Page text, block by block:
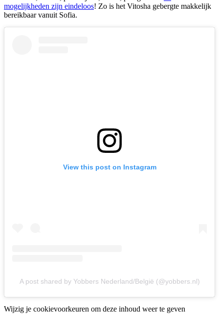
mogelijkheden zijn eindeloos! Zo is het Vitosha gebergte makkelijk
bereikbaar vanuit Sofia.
View this post on Instagram
A post shared by Yobbers Nederland/België (@yobbers.nl)
Wijzig je cookievoorkeuren om deze inhoud weer te geven